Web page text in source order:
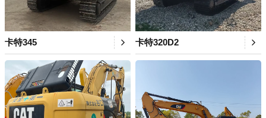
卡特345 卡特320D2